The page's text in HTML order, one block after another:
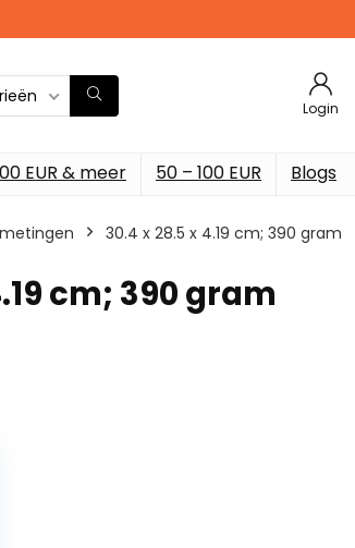
Login
EUR & meer 50 – 100 EUR Blogs
‎30.4 x 28.5 x 4.19 cm; 390 gram
cm; 390 gram